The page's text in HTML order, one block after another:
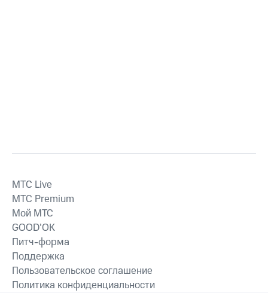
MTС Live
MTС Premium
Мой МТС
GOOD’OK
Питч-форма
Поддержка
Пользовательское соглашение
Политика конфиденциальности